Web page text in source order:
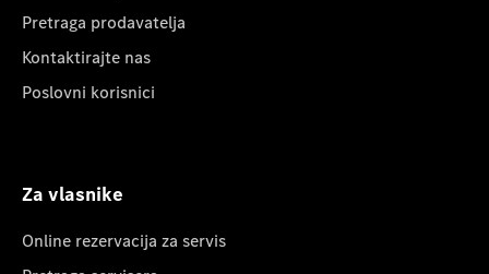
Pretraga prodavatelja
Kontaktirajte nas
Poslovni korisnici
Za vlasnike
Online rezervacija za servis